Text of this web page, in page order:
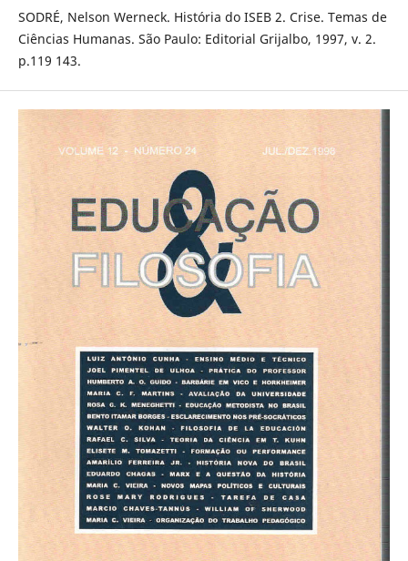
SODRÉ, Nelson Werneck. História do ISEB 2. Crise. Temas de
Ciências Humanas. São Paulo: Editorial Grijalbo, 1997, v. 2.
p.119 143.